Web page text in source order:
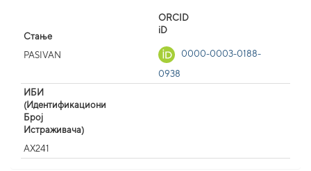
Стање
PASIVAN
ORCID
iD
0000-0003-0188-
0938
ИБИ
(Идентификациони
Број
Истраживача)
AX241